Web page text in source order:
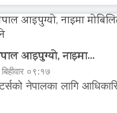
आइपुग्यो, नाइमा...
०९:१७
नेपालका लागि